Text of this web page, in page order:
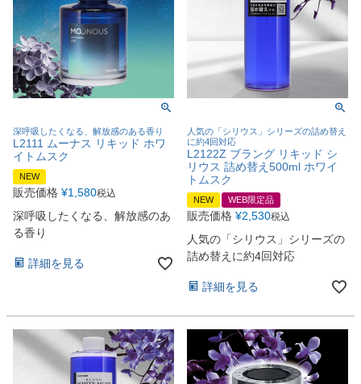
深呼吸したくなる、解放感のある香り
L2111 ムーナス リキッド ホワ
イトムスク
NEW
販売価格 ¥1,580税込
深呼吸したくなる、解放感のあ
る香り
詳細を見る
人気の「シリウス」シリーズの詰め替え
に約4回対応
L2122Z ブラング リキッド シ
リウス 詰め替え500ml ホワイ
トムスク
NEW WEB限定品
販売価格 ¥2,530税込
人気の「シリウス」シリーズの
詰め替えに約4回対応
詳細を見る